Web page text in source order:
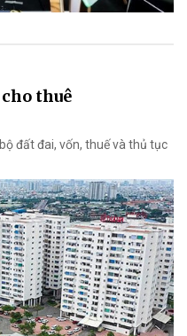
thuê
đất đai, vốn, thuế và thủ tục